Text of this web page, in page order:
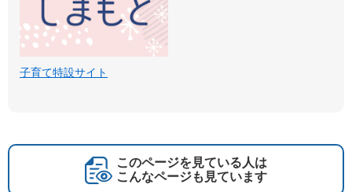
子育て特設サイト
このページを見ている人は
こんなページも見ています